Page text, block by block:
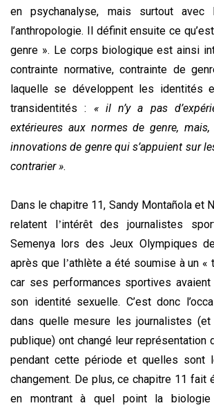
en psychanalyse, mais surtout
l’anthropologie. Il définit ensuite ce
genre ». Le corps biologique est ainsi
contrainte normative, contrainte de
laquelle se développent les identités
transidentités : « il n’y a pas
extérieures aux normes de genre,
innovations de genre qui s’appuient sur
contrarier ».
Dans le chapitre 11, Sandy Montañola et
relatent l’intérêt des journalistes
Semenya lors des Jeux Olympiques
après que l’athlète a été soumise à un «
car ses performances sportives
son identité sexuelle. C’est donc
dans quelle mesure les journalistes
publique) ont changé leur représentation
pendant cette période et quelles sont
changement. De plus, ce chapitre 11 fait
en montrant à quel point la biologie